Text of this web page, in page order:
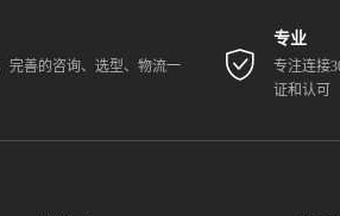
完善的咨询、选型、物流一
专业
专注连接
证和认可